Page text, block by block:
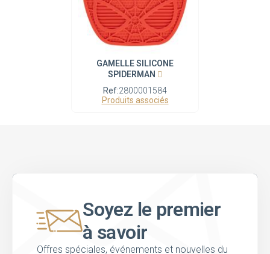
GAMELLE SILICONE
SPIDERMAN
Ref:2800001584
Produits associés
Soyez le premier
à savoir
Offres spéciales, événements et nouvelles du